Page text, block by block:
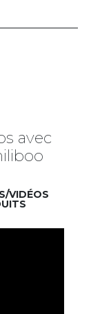
avec
VIDÉOS